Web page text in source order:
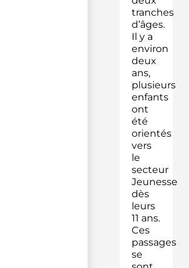
tranches
d’âges.
Il y a
environ
deux
ans,
plusieurs
enfants
ont
été
orientés
vers
le
secteur
Jeunesse
dès
leurs
11 ans.
Ces
passages
se